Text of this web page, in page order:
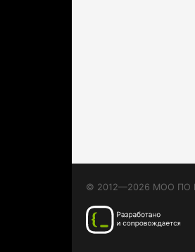
© 2012—2026 МОО ПО